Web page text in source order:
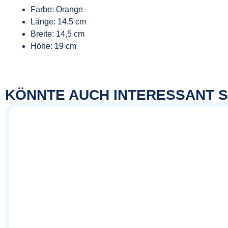
Farbe: Orange
Länge: 14,5 cm
Breite: 14,5 cm
Höhe: 19 cm
KÖNNTE AUCH INTERESSANT